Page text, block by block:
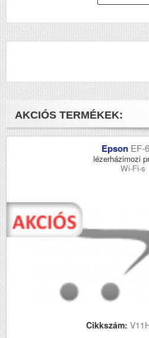
AKCIÓS TERMÉKEK:
Epson EF-
lézerházimozi
Wi-Fi-s
Cikkszám: